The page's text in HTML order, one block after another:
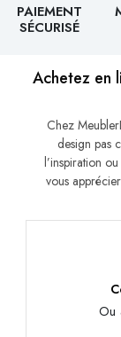
PAIEMENT
SÉCURISÉ
Achetez en
Chez
design pas
l’inspiration
vous
Ou